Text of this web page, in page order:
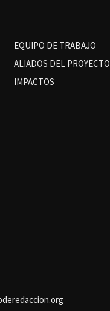
EQUIPO DE TRABAJO
ALIADOS DEL PROYECTO
IMPACTOS